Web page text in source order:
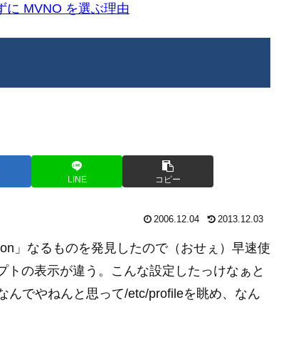
に MVNO を選ぶ理由
LINE コピー
2006.12.04 2013.12.03
」なるものを発見したので（おせぇ）早速使
の表示が違う。こんな設定したっけなぁと
んでやねんと思って/etc/profileを眺め、なん